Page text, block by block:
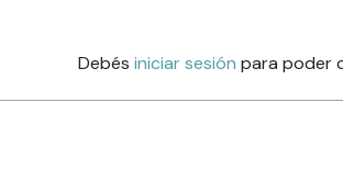
Debés iniciar sesión para poder